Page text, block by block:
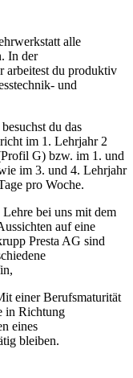
alle
In der
arbeitest du produktiv
und
du das
im 1. Lehrjahr 2
G) bzw. im 1. und
im 3. und 4. Lehrjahr
pro Woche.
Lehre bei uns mit dem
auf eine
Presta AG sind
einer Berufsmaturität
in Richtung
eines
bleiben.